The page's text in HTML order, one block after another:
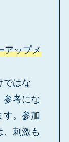
アップメ
ではな
参考にな
す。参加
、刺激も